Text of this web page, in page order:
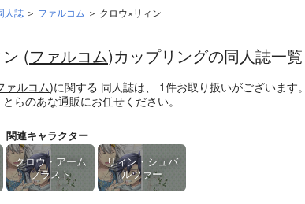
人誌 ファルコム クロウ×リィン
(ファルコム)カップリングの同人誌一覧
ァルコム)に関する 同人誌は、 1件お取り扱いがございます。
らのあな通販にお任せください。
関連キャラクター
クロウ・アーム
ブラスト
リィン・シュバ
ルツァー